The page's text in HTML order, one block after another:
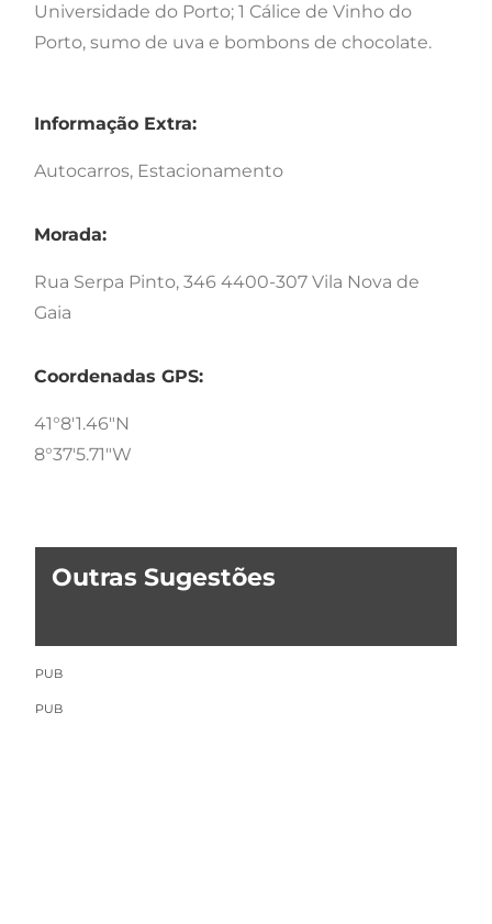
Universidade do Porto; 1 Cálice de Vinho do
Porto, sumo de uva e bombons de chocolate.
Informação Extra:
Autocarros, Estacionamento
Morada:
Rua Serpa Pinto, 346 4400-307 Vila Nova de
Gaia
Coordenadas GPS:
41°8'1.46"N
8°37'5.71"W
Outras Sugestões
PUB
PUB